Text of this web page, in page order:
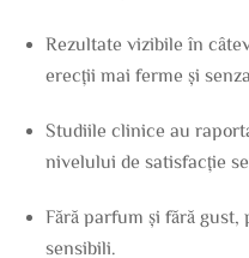
Rezultate vizibile în
erecții mai ferme și
Studiile clinice au
nivelului de satisfacție
Fără parfum și fără
sensibili.